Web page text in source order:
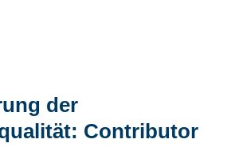
der
Contributor